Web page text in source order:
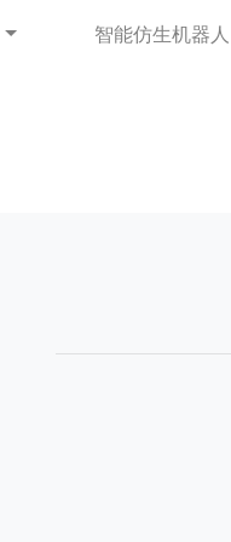
智能仿生机器人